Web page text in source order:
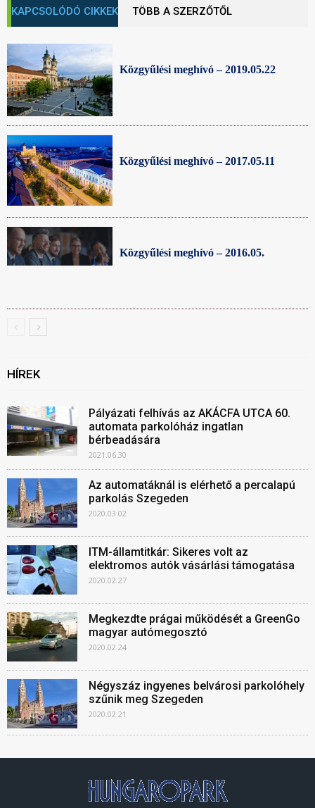
KAPCSOLÓDÓ CIKKEK TÖBB A SZERZŐTŐL
Közgyűlési meghívó – 2019.05.22
Közgyűlési meghívó – 2017.05.11
Közgyűlési meghívó – 2016.05.
HÍREK
Pályázati felhívás az AKÁCFA UTCA 60.
automata parkolóház ingatlan
bérbeadására
2021.06.30
Az automatáknál is elérhető a percalapú
parkolás Szegeden
2020.03.02
ITM-államtitkár: Sikeres volt az
elektromos autók vásárlási támogatása
2020.02.27
Megkezdte prágai működését a GreenGo
magyar autómegosztó
2020.02.24
Négyszáz ingyenes belvárosi parkolóhely
szűnik meg Szegeden
2020.02.21